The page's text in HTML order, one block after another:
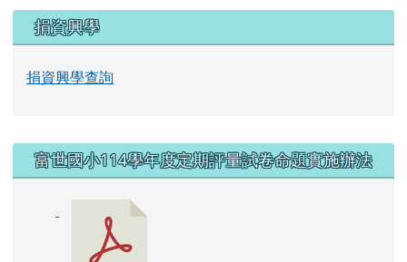
捐資興學
捐資興學查詢
右邊區域內容
富世國小114學年度定期評量試卷命題實施辦法